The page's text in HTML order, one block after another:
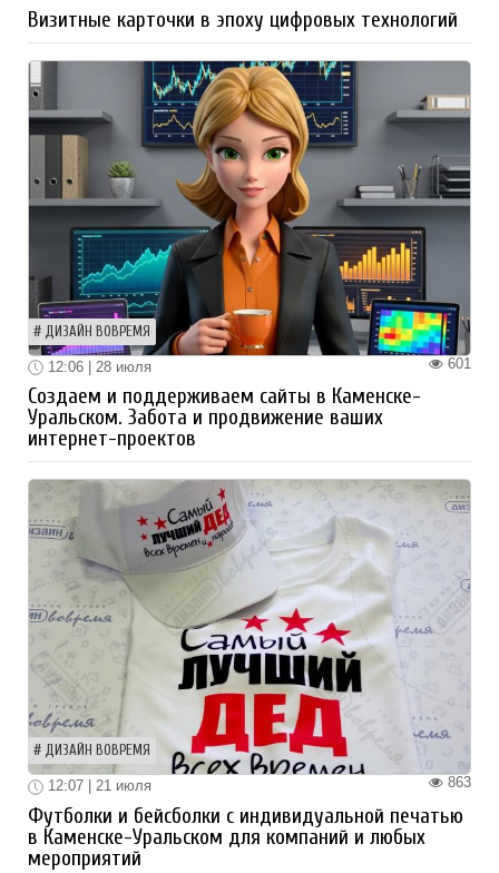
Визитные карточки в эпоху цифровых технологий
ДИЗАЙН ВОВРЕМЯ
601
12:06 | 28 июля
Создаем и поддерживаем сайты в Каменске-
Уральском. Забота и продвижение ваших
интернет-проектов
ДИЗАЙН ВОВРЕМЯ
863
12:07 | 21 июля
Футболки и бейсболки с индивидуальной печатью
в Каменске-Уральском для компаний и любых
мероприятий